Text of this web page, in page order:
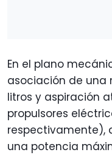
En el plano
asociación de una
litros y aspiración
propulsores
respectivamente),
una potencia